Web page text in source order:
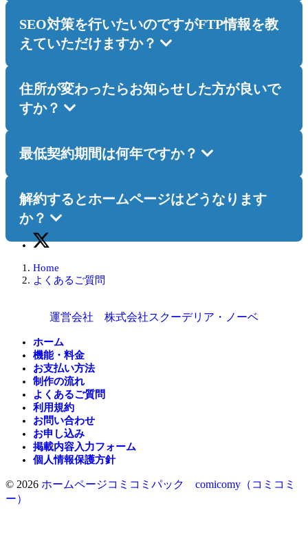
SEO対策を行いたいのですがFTP情報を教
えていただけますか？
住所が変わったらお知らせした方が良いで
すか？
最低契約期間は何年ですか？
解約するとホームページはどうなります
か？
Home
よくあるご質問
運営会社 株式会社スクーデリア・ノーベ
ホーム
機能・料金
お支払い方法
制作の流れ
よくあるご質問
利用規約
お問い合わせ
お申し込み
掲載内容入力フォーム
個人情報保護方針
© 2026 ホームページコミコミパック comicomy（コミコミ
ー）